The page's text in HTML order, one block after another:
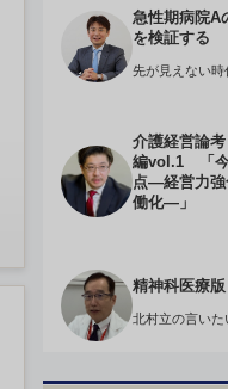
急性期病院A
を検証する
先が見えない時
介護経営論
編vol.1 「今
点―経営力強
働化―」
精神科医療
北村立の言い